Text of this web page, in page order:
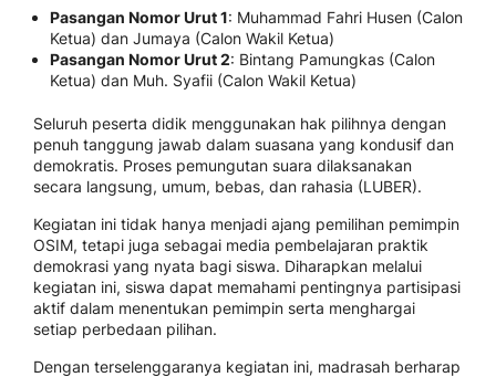
Pasangan Nomor Urut 1: Muhammad Fahri Husen (Calon
Ketua) dan Jumaya (Calon Wakil Ketua)
Pasangan Nomor Urut 2: Bintang Pamungkas (Calon
Ketua) dan Muh. Syafii (Calon Wakil Ketua)
Seluruh peserta didik menggunakan hak pilihnya dengan
penuh tanggung jawab dalam suasana yang kondusif dan
demokratis. Proses pemungutan suara dilaksanakan
secara langsung, umum, bebas, dan rahasia (LUBER).
Kegiatan ini tidak hanya menjadi ajang pemilihan pemimpin
OSIM, tetapi juga sebagai media pembelajaran praktik
demokrasi yang nyata bagi siswa. Diharapkan melalui
kegiatan ini, siswa dapat memahami pentingnya partisipasi
aktif dalam menentukan pemimpin serta menghargai
setiap perbedaan pilihan.
Dengan terselenggaranya kegiatan ini, madrasah berharap